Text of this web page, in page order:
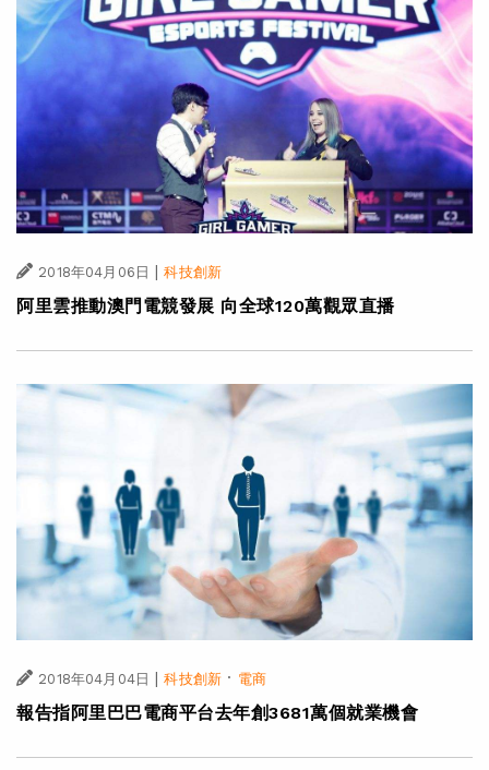
2018年04月06日 | 科技創新
阿里雲推動澳門電競發展 向全球120萬觀眾直播
2018年04月04日 | 科技創新 · 電商
報告指阿里巴巴電商平台去年創3681萬個就業機會